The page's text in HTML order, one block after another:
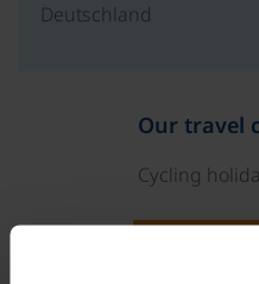
Deutschland
Our travel
Cycling